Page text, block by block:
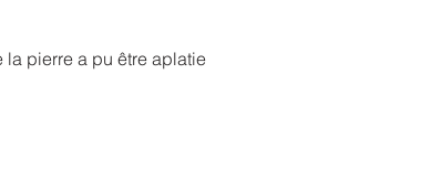
pierre a pu être aplatie